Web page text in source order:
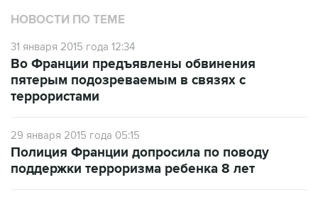
НОВОСТИ ПО ТЕМЕ
31 января 2015 года 12:34
Во Франции предъявлены обвинения
пятерым подозреваемым в связях с
террористами
29 января 2015 года 05:15
Полиция Франции допросила по поводу
поддержки терроризма ребенка 8 лет